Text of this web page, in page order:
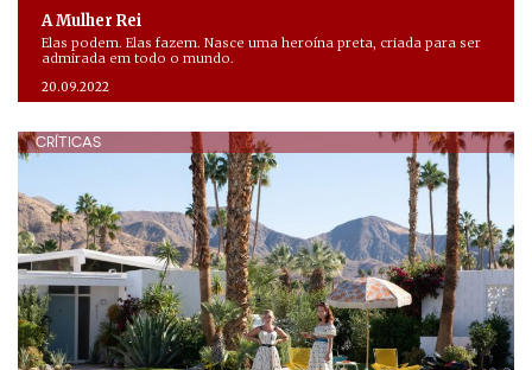
A Mulher Rei
Elas podem. Elas fazem. Nasce uma heroína preta, criada para ser
admirada em todo o mundo.
20.09.2022
CRÍTICAS